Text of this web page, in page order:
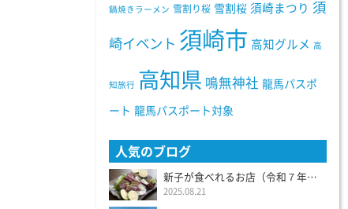
鍋焼きラーメン 雪割り桜 雪割桜 須崎まつり 須
崎イベント 須崎市 高知グルメ 高
知旅行 高知県 鳴無神社 龍馬パスポ
ート 龍馬パスポート対象
人気のブログ
新子が食べれるお店（令和７年度）
2025.08.21